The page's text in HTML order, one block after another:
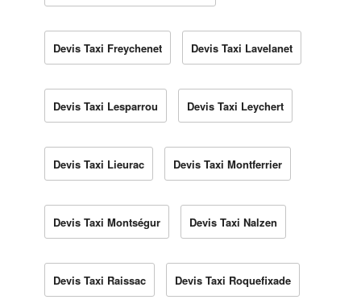
Devis Taxi Freychenet Devis Taxi Lavelanet
Devis Taxi Lesparrou Devis Taxi Leychert
Devis Taxi Lieurac Devis Taxi Montferrier
Devis Taxi Montségur Devis Taxi Nalzen
Devis Taxi Raissac Devis Taxi Roquefixade